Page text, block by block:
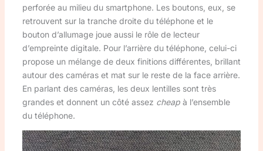
perforée au milieu du smartphone. Les boutons, eux, se
retrouvent sur la tranche droite du téléphone et le
bouton d’allumage joue aussi le rôle de lecteur
d’empreinte digitale. Pour l’arrière du téléphone, celui-ci
propose un mélange de deux finitions différentes, brillant
autour des caméras et mat sur le reste de la face arrière.
En parlant des caméras, les deux lentilles sont très
grandes et donnent un côté assez cheapà l’ensemble
du téléphone.